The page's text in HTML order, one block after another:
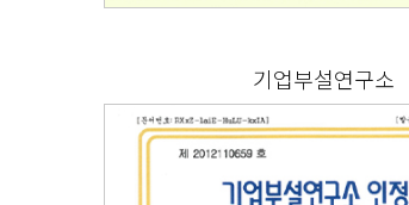
기업부설연구소